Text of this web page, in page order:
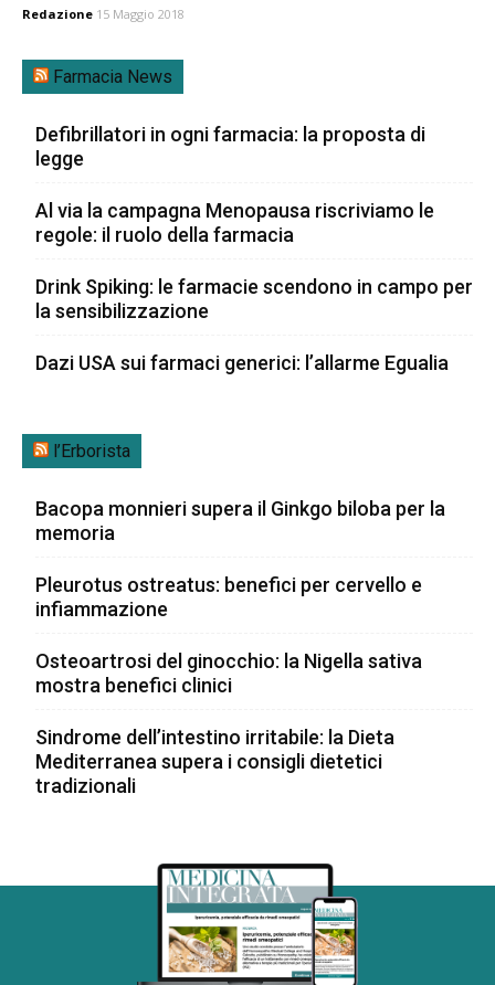
Redazione 15 Maggio 2018
Farmacia News
Defibrillatori in ogni farmacia: la proposta di
legge
Al via la campagna Menopausa riscriviamo le
regole: il ruolo della farmacia
Drink Spiking: le farmacie scendono in campo per
la sensibilizzazione
Dazi USA sui farmaci generici: l’allarme Egualia
l’Erborista
Bacopa monnieri supera il Ginkgo biloba per la
memoria
Pleurotus ostreatus: benefici per cervello e
infiammazione
Osteoartrosi del ginocchio: la Nigella sativa
mostra benefici clinici
Sindrome dell’intestino irritabile: la Dieta
Mediterranea supera i consigli dietetici
tradizionali